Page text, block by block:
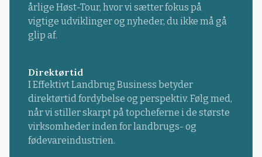
årlige Høst-Tour, hvor vi sætter fokus på
vigtige udviklinger og nyheder, du ikke må gå
glip af.
Direktørtid
I Effektivt Landbrug Business betyder
direktørtid fordybelse og perspektiv. Følg med,
når vi stiller skarpt på topcheferne i de største
virksomheder inden for landbrugs- og
fødevareindustrien.